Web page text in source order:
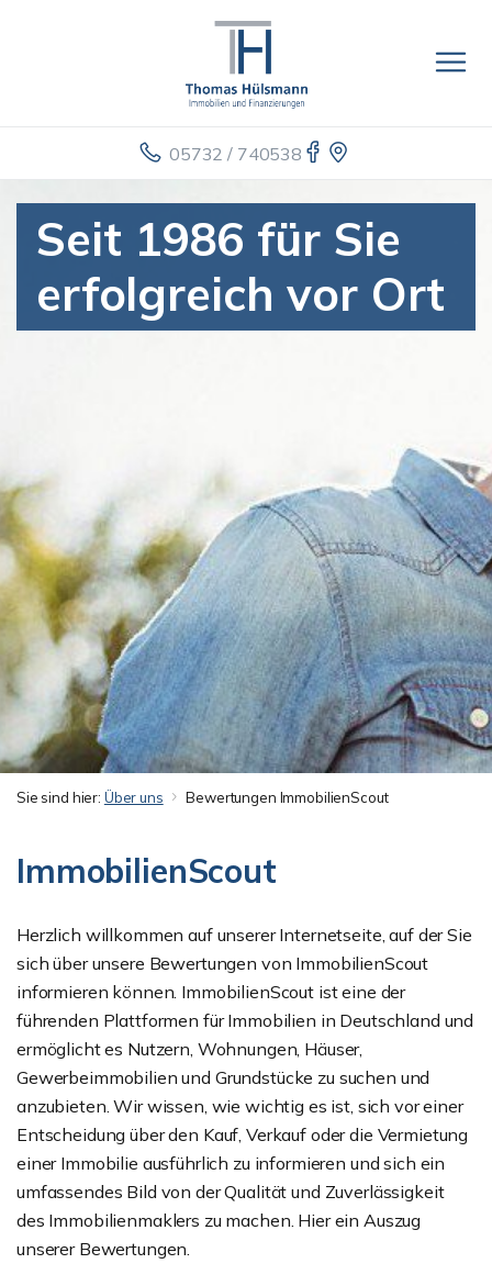
05732 / 740538
Seit 1986 für Sie
erfolgreich vor Ort
Sie sind hier: Über uns Bewertungen ImmobilienScout
ImmobilienScout
Herzlich willkommen auf unserer Internetseite, auf der Sie
sich über unsere Bewertungen von ImmobilienScout
informieren können. ImmobilienScout ist eine der
führenden Plattformen für Immobilien in Deutschland und
ermöglicht es Nutzern, Wohnungen, Häuser,
Gewerbeimmobilien und Grundstücke zu suchen und
anzubieten. Wir wissen, wie wichtig es ist, sich vor einer
Entscheidung über den Kauf, Verkauf oder die Vermietung
einer Immobilie ausführlich zu informieren und sich ein
umfassendes Bild von der Qualität und Zuverlässigkeit
des Immobilienmaklers zu machen. Hier ein Auszug
unserer Bewertungen.